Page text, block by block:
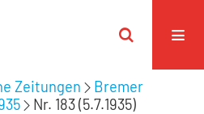
Zeitungen
Bremer
Nr. 183 (5.7.1935)